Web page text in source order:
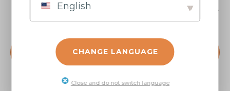
Chicote para
Plantadeiras FT2243
FALAR COM UM
VENDEDOR
Chicote ISOBUS trator
FORTRON FT993960
FALAR COM UM
VENDEDOR
English
CHANGE LANGUAGE
Close and do not switch language